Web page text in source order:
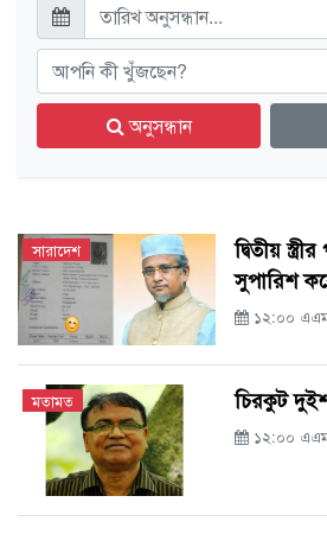
অনুসন্ধান
সারাদেশ
দ্বিতীয়
সুপারিশ
১২:০০
মতামত চিরকুট
১২:০০